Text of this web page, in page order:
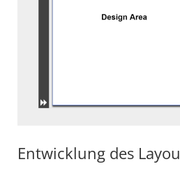
Entwicklung des